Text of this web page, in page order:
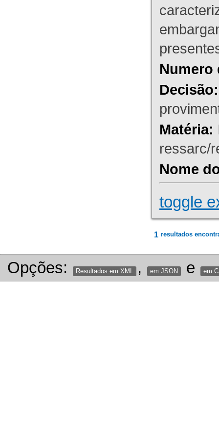
Numero
Decisão:
Matéria:
ressarc/
Nome
toggle
1 resultados
Opções: Resultados em XML , em JSON e em